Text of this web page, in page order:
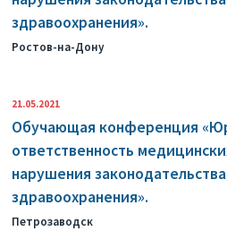
здравоохранения».
Ростов-на-Дону
21.05.2021
Обучающая конференция
ответственность
нарушения
здравоохранения».
Петрозаводск